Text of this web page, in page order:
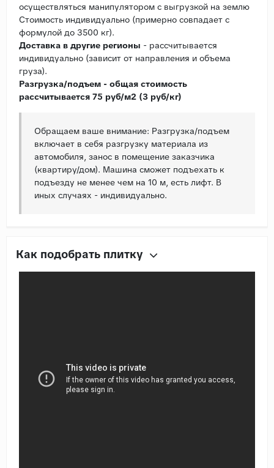
осуществляться манипулятором с выгрузкой на землю
Стоимость индивидуально (примерно совпадает с
формулой до 3500 кг).
Доставка в другие регионы - рассчитывается
индивидуально (зависит от направления и объема
груза).
Разгрузка/подъем - общая стоимость
рассчитывается 75 руб/м2 (3 руб/кг)
Обращаем ваше внимание: Разгрузка/подъем
включает в себя разгрузку материала из
автомобиля, занос в помещение заказчика
(квартиру/дом). Машина сможет подъехать к
подъезду не менее чем на 10 м, есть лифт. В
иных случаях - индивидуально.
Как подобрать плитку